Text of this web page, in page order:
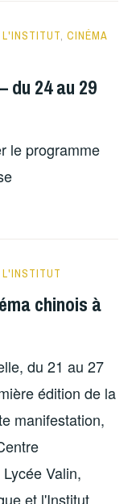
,CINÉMA
du 24 au 29
le programme
chinois à
du 21 au 27
édition de la
manifestation,
Valin,
et l'Institut